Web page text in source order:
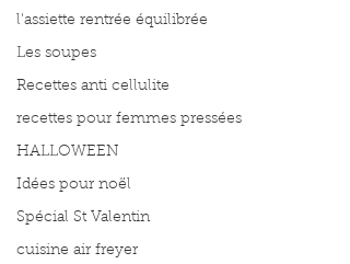
l'assiette rentrée équilibrée
Les soupes
Recettes anti cellulite
recettes pour femmes pressées
HALLOWEEN
Idées pour noël
Spécial St Valentin
cuisine air freyer